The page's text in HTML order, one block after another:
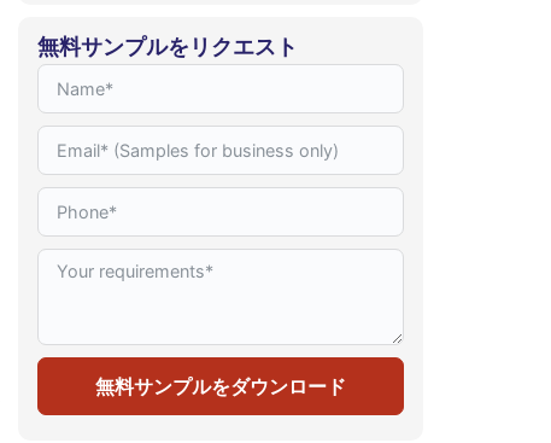
無料サンプルをリクエスト
無料サンプルをダウンロード